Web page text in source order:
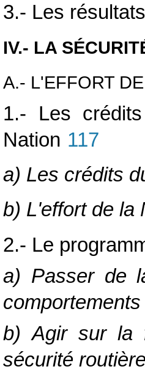
3.- Les
IV.- LA
A.- L'EFFORT
1.- Les
Nation 117
a) Les crédits
b) L'effort de la
2.- Le
a) Passer de
b) Agir sur la
sécurité